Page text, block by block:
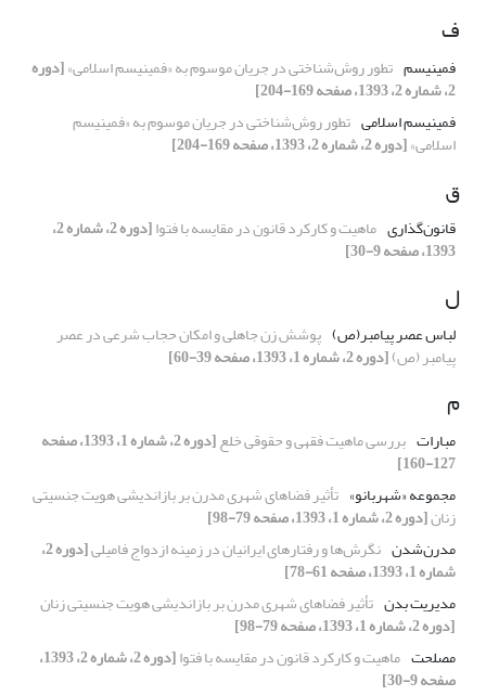
ف
فمینیسم تطور روش‌شناختی در جریان موسوم به «فمینیسم اسلامی»[دوره
2، شماره 2، 1393، صفحه 169-204]
فمینیسم اسلامی تطور روش‌شناختی در جریان موسوم به «فمینیسم
اسلامی»[دوره 2، شماره 2، 1393، صفحه 169-204]
ق
قانون‌گذاری ماهیت و کارکرد قانون در مقایسه با فتوا [دوره 2، شماره 2،
1393، صفحه 9-30]
ل
لباس عصر پیامبر(ص) پوشش زن جاهلی و امکان حجاب شرعی در عصر
پیامبر (ص)[دوره 2، شماره 1، 1393، صفحه 39-60]
م
مبارات بررسی ماهیت فقهی و حقوقی خلع [دوره 2، شماره 1، 1393، صفحه
127-160]
مجموعه «شهربانو» تأثیر فضاهای شهری مدرن بر بازاندیشی هویت جنسیتی
زنان[دوره 2، شماره 1، 1393، صفحه 79-98]
مدرن‌شدن نگرش‌ها و رفتارهای ایرانیان در زمینه ازدواج فامیلی [دوره 2،
شماره 1، 1393، صفحه 61-78]
مدیریت بدن تأثیر فضاهای شهری مدرن بر بازاندیشی هویت جنسیتی زنان
[دوره 2، شماره 1، 1393، صفحه 79-98]
مصلحت ماهیت و کارکرد قانون در مقایسه با فتوا [دوره 2، شماره 2، 1393،
صفحه 9-30]